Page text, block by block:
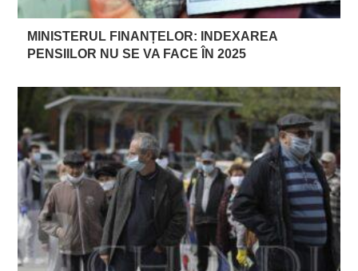
MINISTERUL FINANȚELOR: INDEXAREA
PENSIILOR NU SE VA FACE ÎN 2025